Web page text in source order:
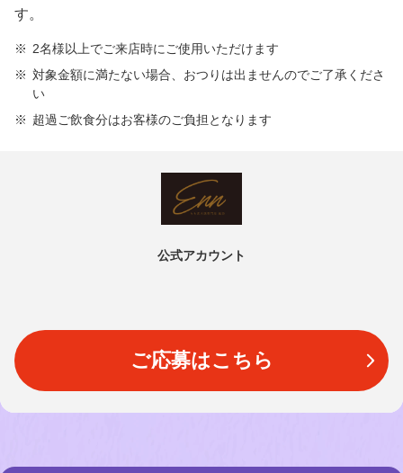
す。
2名様以上でご来店時にご使用いただけます
対象金額に満たない場合、おつりは出ませんのでご了承くださ
い
超過ご飲食分はお客様のご負担となります
公式アカウント
ご応募はこちら